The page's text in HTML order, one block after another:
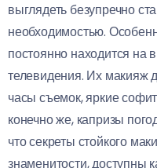
выглядеть безупречно
необходимостью.
постоянно находится на
телевидения. Их макияж
часы съемок, яркие
конечно же, капризы
что секреты стойкого
знаменитости, доступны